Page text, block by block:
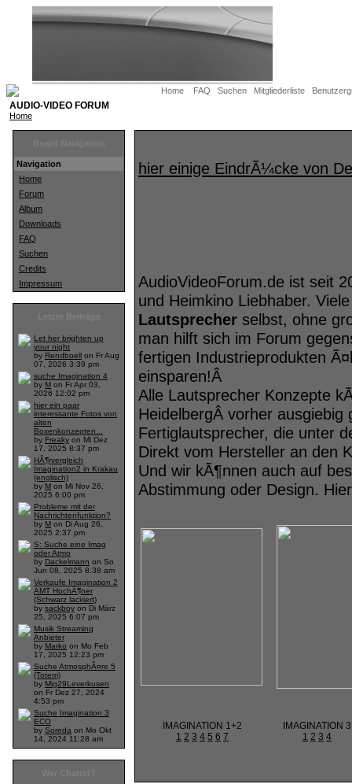
Home FAQ Suchen Mitgliederliste
AUDIO-VIDEO FORUM
Home
Navigation
Home
Forum
Album
Downloads
FAQ
Suchen
Credits
Impressum
Let her brighten up
your night
by Rendboell on Fr Aug
07, 2026 3:39 pm
suche Imagination 4
by M on Fr Apr 03,
2026 12:02 pm
hier ein paar
interessante Fotos von
alten
Boxenkonzepten...
by Freaky on Mi Dez
17, 2025 8:37 pm
HÃ¶rvergleich
Imagination2 in Krakau
(englisch)
by M on Mi Nov 26,
2025 6:00 pm
Probleme mit der
Nachrichtenfunktion?
by M on Di Aug 26,
2025 2:37 pm
S: Suche eine Imag
oder Atmo
by Dackelmann on So
Jun 08, 2025 8:38 am
Verkaufe Imagination 2
AMT HochÃ¶ner
(Schwarz lackiert)
by sackboy on Di März
25, 2025 6:07 pm
Musik Streaming
Anbieter
by Marko on Mo Feb
17, 2025 12:23 pm
Suche AtmosphÃ¤re 5
(Totem)
by Mig29Leverkusen
on Fr Dez 27, 2024
4:53 pm
Suche Imagination 3
ECO
by Soreda on Mo Okt
14, 2024 11:28 am
hier einige EindrÃ¼cke von
AudioVideoForum.de ist seit
und Heimkino Liebhaber.
Lautsprecher selbst, ohne
man hilft sich im Forum
fertigen Industrieprodukten
einsparen!Â
Alle Lautsprecher Konzepte
HeidelbergÂ vorher
Fertiglautsprecher, die unter
Direkt vom Hersteller an den
Und wir kÃ¶nnen auch auf
Abstimmung oder Design.
IMAGINATION 1+2
1 2 3 4 5 6 7
IMAGINATION 3
1 2 3 4